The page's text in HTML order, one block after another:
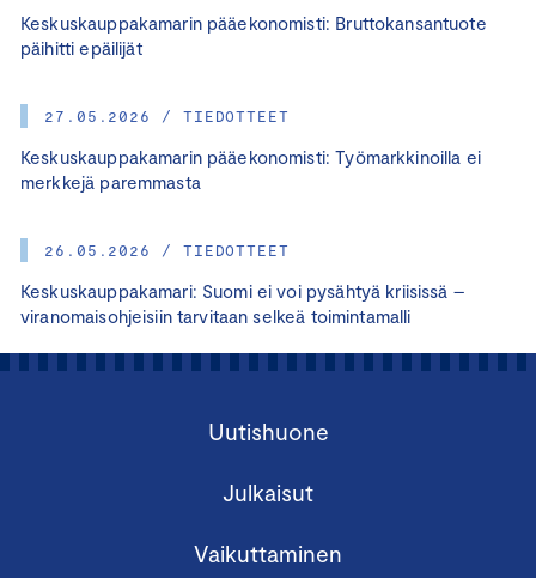
Keskuskauppakamarin pääekonomisti: Bruttokansantuote
päihitti epäilijät
27.05.2026 / TIEDOTTEET
Keskuskauppakamarin pääekonomisti: Työmarkkinoilla ei
merkkejä paremmasta
26.05.2026 / TIEDOTTEET
Keskuskauppakamari: Suomi ei voi pysähtyä kriisissä –
viranomaisohjeisiin tarvitaan selkeä toimintamalli
Uutishuone
Julkaisut
Vaikuttaminen